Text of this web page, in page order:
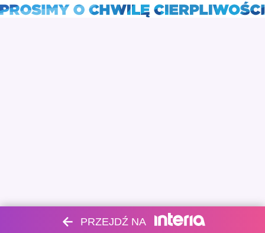
PRZEJDŹ NA